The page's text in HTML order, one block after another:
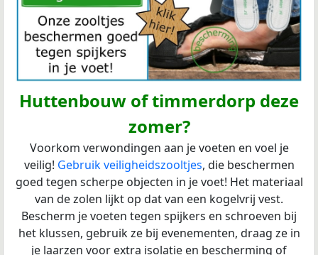
Huttenbouw of timmerdorp deze
zomer?
Voorkom verwondingen aan je voeten en voel je
veilig! Gebruik veiligheidszooltjes, die beschermen
goed tegen scherpe objecten in je voet! Het materiaal
van de zolen lijkt op dat van een kogelvrij vest.
Bescherm je voeten tegen spijkers en schroeven bij
het klussen, gebruik ze bij evenementen, draag ze in
je laarzen voor extra isolatie en bescherming of